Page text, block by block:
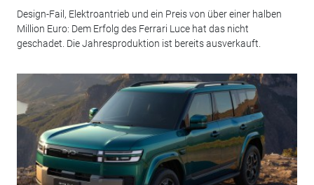
Design-Fail, Elektroantrieb und ein Preis von über einer halben
Million Euro: Dem Erfolg des Ferrari Luce hat das nicht
geschadet. Die Jahresproduktion ist bereits ausverkauft.